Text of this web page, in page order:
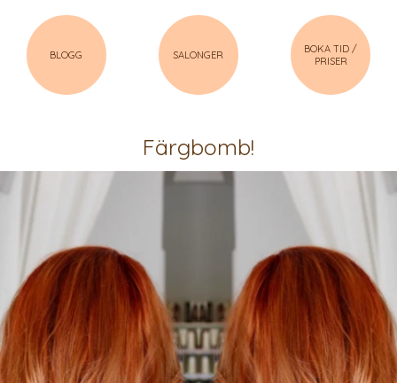
BLOGG SALONGER
BOKA TID /
PRISER
Färgbomb!